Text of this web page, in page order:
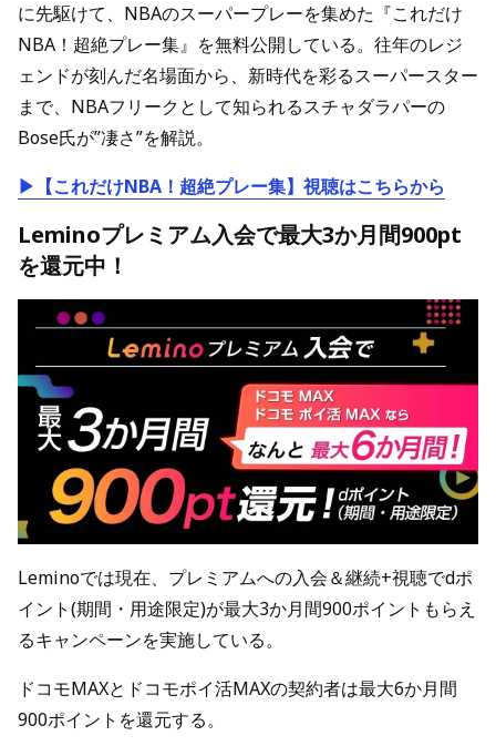
に先駆けて、NBAのスーパープレーを集めた『これだけ
NBA！超絶プレー集』を無料公開している。往年のレジ
ェンドが刻んだ名場面から、新時代を彩るスーパースター
まで、NBAフリークとして知られるスチャダラパーの
Bose氏が”凄さ”を解説。
▶【これだけNBA！超絶プレー集】視聴はこちらから
Leminoプレミアム入会で最大3か月間900pt
を還元中！
Leminoでは現在、プレミアムへの入会＆継続+視聴でdポ
イント(期間・用途限定)が最大3か月間900ポイントもらえ
るキャンペーンを実施している。
ドコモMAXとドコモポイ活MAXの契約者は最大6か月間
900ポイントを還元する。